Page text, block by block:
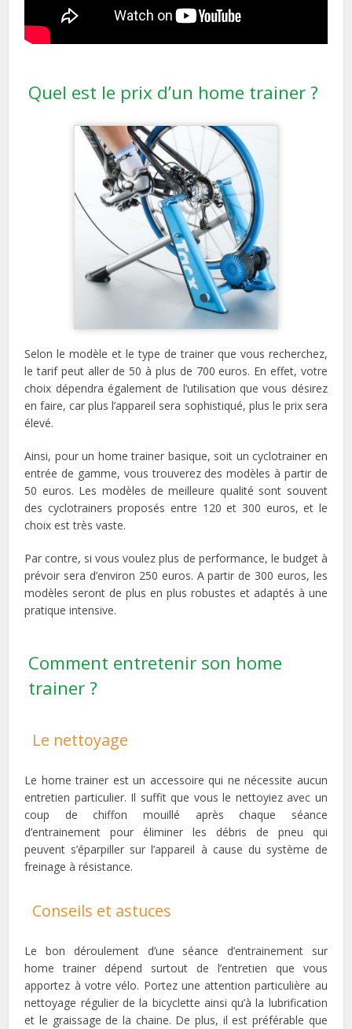
Quel est le prix d’un home trainer ?
Selon le modèle et le type de trainer que vous recherchez,
le tarif peut aller de 50 à plus de 700 euros. En effet, votre
choix dépendra également de l’utilisation que vous désirez
en faire, car plus l’appareil sera sophistiqué, plus le prix sera
élevé.
Ainsi, pour un home trainer basique, soit un cyclotrainer en
entrée de gamme, vous trouverez des modèles à partir de
50 euros. Les modèles de meilleure qualité sont souvent
des cyclotrainers proposés entre 120 et 300 euros, et le
choix est très vaste.
Par contre, si vous voulez plus de performance, le budget à
prévoir sera d’environ 250 euros. A partir de 300 euros, les
modèles seront de plus en plus robustes et adaptés à une
pratique intensive.
Comment entretenir son home
trainer ?
Le nettoyage
Le home trainer est un accessoire qui ne nécessite aucun
entretien particulier. Il suffit que vous le nettoyiez avec un
coup de chiffon mouillé après chaque séance
d’entrainement pour éliminer les débris de pneu qui
peuvent s’éparpiller sur l’appareil à cause du système de
freinage à résistance.
Conseils et astuces
Le bon déroulement d’une séance d’entrainement sur
home trainer dépend surtout de l’entretien que vous
apportez à votre vélo. Portez une attention particulière au
nettoyage régulier de la bicyclette ainsi qu’à la lubrification
et le graissage de la chaine. De plus, il est préférable que